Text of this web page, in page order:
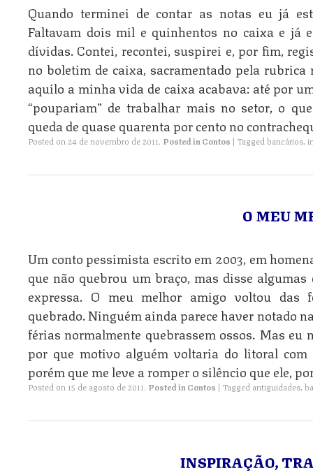
Quando terminei de contar as notas eu já
Faltavam dois mil e quinhentos no caixa e já
dívidas. Contei, recontei, suspirei e, por fim,
no boletim de caixa, sacramentado pela
aquilo a minha vida de caixa acabava: até por
“poupariam” de trabalhar mais no setor, o
queda de quase quarenta por cento no
Posted on 24 de novembro de 2011. Posted in Contos | Tagged bancários,
O MEU
Um conto pessimista escrito em 2003, em
que não quebrou um braço, mas disse
expressa. O meu melhor amigo voltou das
quebrado.‭ ‬Ninguém ainda parece haver notado
férias normalmente quebrassem ossos.‭ ‬Mas eu
por que motivo alguém voltaria do litoral
porém que me leve a romper o silêncio que ele,‭
Posted on 15 de agosto de 2011. Posted inContos | Tagged antiguidades,
INSPIRAÇÃO,